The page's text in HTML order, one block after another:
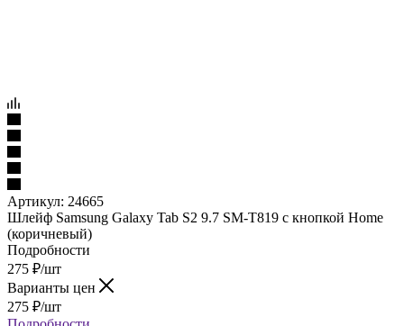
Артикул:
Шлейф Samsung Galaxy Tab S2 9.7 SM-T819 с кнопкой Home
(коричневый)
Подробности
275₽ /шт
Варианты цен
275
Подробности
в наличии